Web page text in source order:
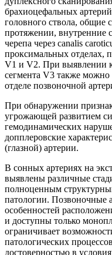
брахиоцефальных
головного ствола, общие
протяжении, внутренние
черепа через canalis
проксимальных отделах,
V1 и V2. При выявлении
сегмента V3 также
отделе позвоночной
При обнаружении
угрожающей развитием
гемодинамических
допплеровские
(глазной) артерии.
В сонных артериях на
выявлены различные
полноценным
патологии. Позвоночные
особенностей
и доступны только
ограничивает
патологических
достоверностью в